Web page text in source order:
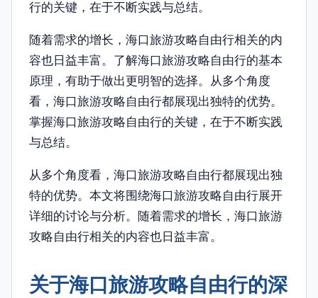
行的关键，在于不断实践与总结。
随着需求的增长，海口旅游攻略自由行相关的内
容也日益丰富。了解海口旅游攻略自由行的基本
原理，有助于做出更明智的选择。从多个角度
看，海口旅游攻略自由行都展现出独特的优势。
掌握海口旅游攻略自由行的关键，在于不断实践
与总结。
从多个角度看，海口旅游攻略自由行都展现出独
特的优势。本文将围绕海口旅游攻略自由行展开
详细的讨论与分析。随着需求的增长，海口旅游
攻略自由行相关的内容也日益丰富。
关于海口旅游攻略自由行的深